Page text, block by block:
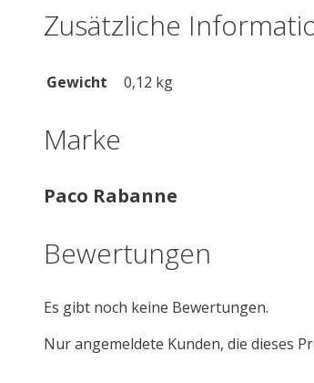
Zusätzliche
Gewicht 0,12 kg
Marke
Paco Rabanne
Bewertungen
Es gibt noch keine Bewertungen.
Nur angemeldete Kunden, die dieses